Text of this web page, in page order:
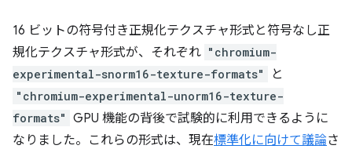
16 ビットの符号付き正規化テクスチャ形式と符号なし正
規化テクスチャ形式が、それぞれ "chromium-
experimental-snorm16-texture-formats"
と
"chromium-experimental-unorm16-texture-
formats" GPU 機能の背後で試験的に利用できるように
なりました。これらの形式は、現在標準化に向けて議論さ